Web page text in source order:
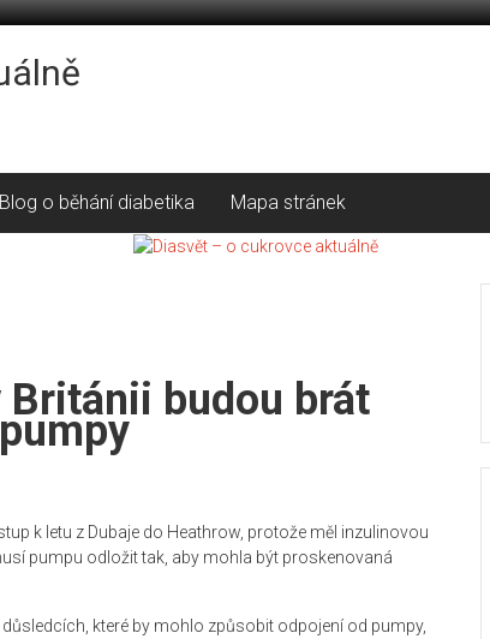
Blog o běhání diabetika Mapa stránek
budou brát
k letu z Dubaje do Heathrow, protože měl inzulinovou
pumpu odložit tak, aby mohla být proskenovaná
které by mohlo způsobit odpojení od pumpy,